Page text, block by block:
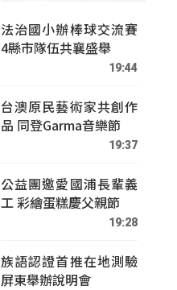
法治國小辦棒球交流賽
4縣市隊伍共襄盛舉
19:44
台澳原民藝術家共創作
品 同登Garma音樂節
19:37
公益團邀愛國浦長輩義
工 彩繪蛋糕慶父親節
19:28
族語認證首推在地測驗
屏東舉辦說明會